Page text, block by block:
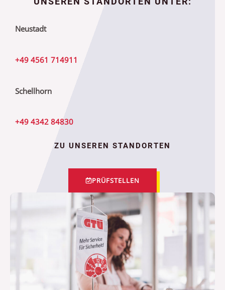
Neustadt
+49 4561 714911
Schellhorn
+49 4342 84830
ZU UNSEREN STANDORTEN
PRÜFSTELLEN